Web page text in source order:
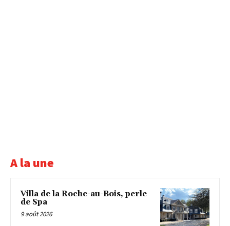
A la une
Villa de la Roche-au-Bois, perle
de Spa
9 août 2026